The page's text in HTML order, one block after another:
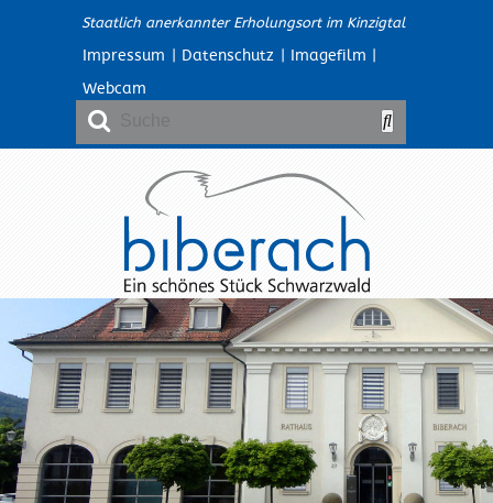
Staatlich anerkannter Erholungsort im Kinzigtal
Impressum | Datenschutz | Imagefilm |
Webcam